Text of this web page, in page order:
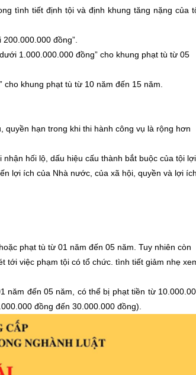
tình tiết định tội và định khung tăng nặng của
đồng”.
1.000.000.000 đồng” cho khung phạt tù từ 05
khung phạt tù từ 10 năm đến 15 năm.
hạn trong khi thi hành công vụ là rộng hơn
hối lộ, dấu hiệu cấu thành bắt buộc của tội lợi
lợi ích của Nhà nước, của xã hội, quyền và lợi ích
phạt tù từ 01 năm đến 05 năm. Tuy nhiên còn
tới việc phạm tội có tổ chức. tình tiết giảm nhẹ
năm đến 05 năm, có thể bị phạt tiền từ
đồng đến 30.000.000 đồng).